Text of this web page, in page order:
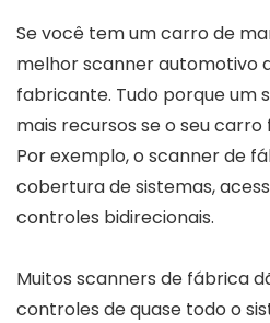
Se você tem um carro de
melhor scanner automotivo
fabricante. Tudo porque um
mais recursos se o seu
Por exemplo, o scanner de
cobertura de sistemas,
controles bidirecionais.
Muitos scanners de fábrica
controles de quase todo o